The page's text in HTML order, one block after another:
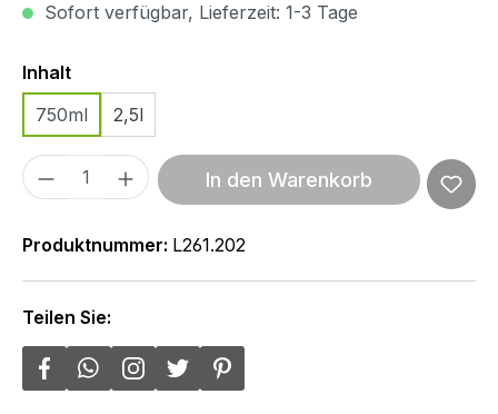
Sofort verfügbar, Lieferzeit: 1-3 Tage
InhaltAuswählen
750ml
2,5l
Produkt Anzahl: Gib den gewünschten
In den Warenkorb
Produktnummer: L261.202
Teilen Sie: